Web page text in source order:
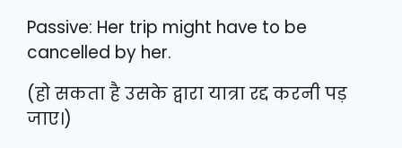
Passive: Her trip might have to be
cancelled by her.
(हो सकता है उसके द्वारा यात्रा रद्द करनी पड़
जाए।)